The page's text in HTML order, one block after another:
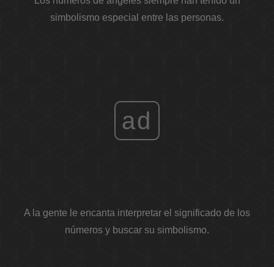
simbolismo especial entre las personas.
ad
A la gente le encanta interpretar el significado de los
números y buscar su simbolismo.